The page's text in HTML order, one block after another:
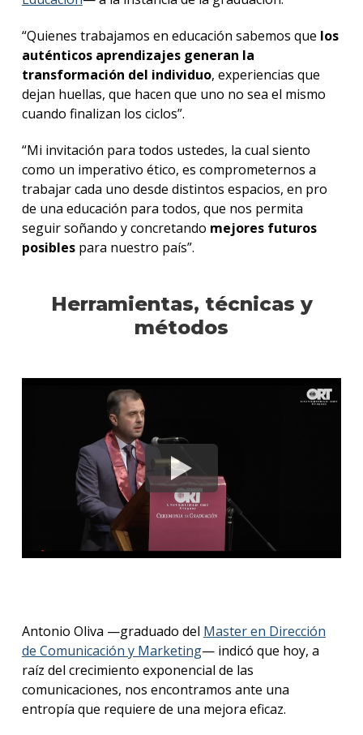
“Quienes trabajamos en educación sabemos que los
auténticos aprendizajes generan la
transformación del individuo, experiencias que
dejan huellas, que hacen que uno no sea el mismo
cuando finalizan los ciclos”.
“Mi invitación para todos ustedes, la cual siento
como un imperativo ético, es comprometernos a
trabajar cada uno desde distintos espacios, en pro
de una educación para todos, que nos permita
seguir soñando y concretando mejores futuros
posiblespara nuestro país”.
Herramientas, técnicas y
métodos
Antonio Oliva —graduado del Master en Dirección
de Comunicación y Marketing— indicó que hoy, a
raíz del crecimiento exponencial de las
comunicaciones, nos encontramos ante una
entropía que requiere de una mejora eficaz.